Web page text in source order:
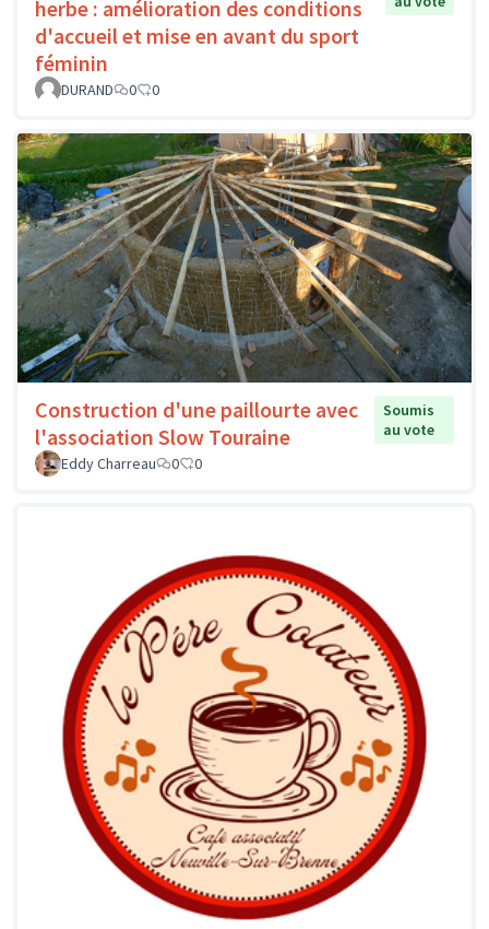
herbe : amélioration des conditions
d'accueil et mise en avant du sport
féminin
DURAND 0 0
Construction d'une paillourte avec
l'association Slow Touraine
Soumis
au vote
Eddy Charreau
0 0